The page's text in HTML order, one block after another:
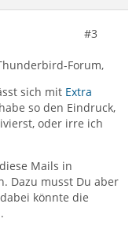
#3
Forum,
sich mit Extra
so den Eindruck,
oder irre ich
Mails in
Dazu musst Du aber
könnte die